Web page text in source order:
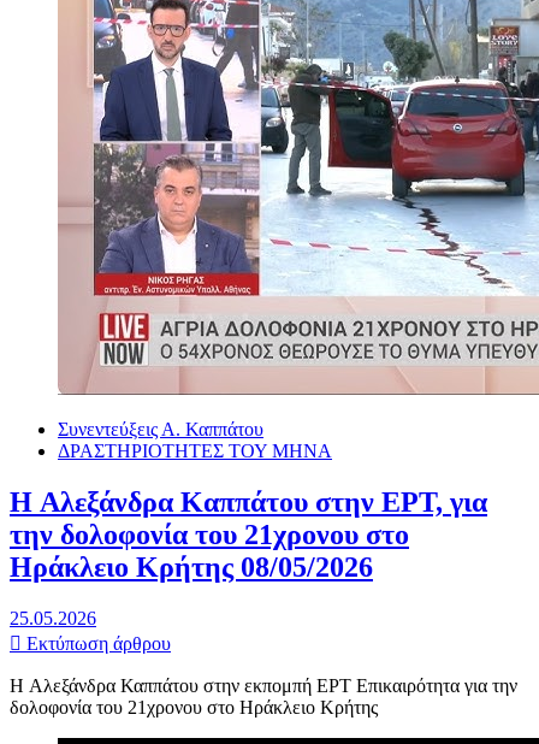
Συνεντεύξεις Α. Καππάτου
ΔΡΑΣΤΗΡΙΟΤΗΤΕΣ ΤΟΥ ΜΗΝΑ
H Αλεξάνδρα Καππάτου στην ΕΡΤ, για
την δολοφονία του 21χρονου στο
Ηράκλειο Κρήτης 08/05/2026
25.05.2026
Εκτύπωση άρθρου
H Αλεξάνδρα Καππάτου στην εκπομπή ΕΡΤ Επικαιρότητα για την
δολοφονία του 21χρονου στο Ηράκλειο Κρήτης